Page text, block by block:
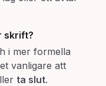
skrift?
i mer formella
vanligare att
ta slut.